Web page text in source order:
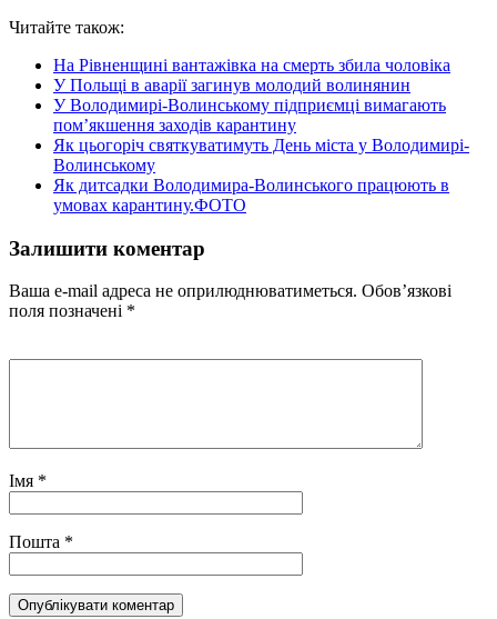
Читайте також:
На Рівненщині вантажівка на смерть збила чоловіка
У Польщі в аварії загинув молодий волинянин
У Володимирі-Волинському підприємці вимагають
пом’якшення заходів карантину
Як цьогоріч святкуватимуть День міста у Володимирі-
Волинському
Як дитсадки Володимира-Волинського працюють в
умовах карантину.ФОТО
Залишити коментар
Ваша e-mail адреса не оприлюднюватиметься. Обов’язкові
поля позначені *
Імя *
Пошта *